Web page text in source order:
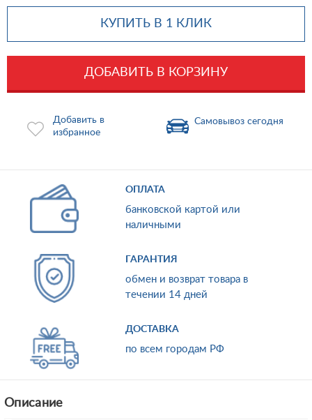
КУПИТЬ В 1 КЛИК
ДОБАВИТЬ В КОРЗИНУ
Добавить в
избранное
Самовывоз сегодня
ОПЛАТА
банковской картой или
наличными
ГАРАНТИЯ
обмен и возврат товара в
течении 14 дней
ДОСТАВКА
по всем городам РФ
Описание